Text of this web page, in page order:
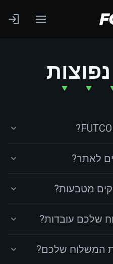
לאתר?
מטבעות?
שלכם עובדות?
המשלוח שלכם?